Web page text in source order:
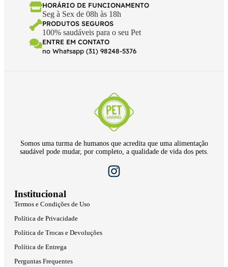
HORÁRIO DE FUNCIONAMENTO
Seg à Sex de 08h às 18h
PRODUTOS SEGUROS
100% saudáveis para o seu Pet
ENTRE EM CONTATO
no Whatsapp (31) 98248-5376
Somos uma turma de humanos que acredita que uma alimentação
saudável pode mudar, por completo, a qualidade de vida dos pets.
Institucional
Termos e Condições de Uso
Política de Privacidade
Política de Trocas e Devoluções
Política de Entrega
Perguntas Frequentes